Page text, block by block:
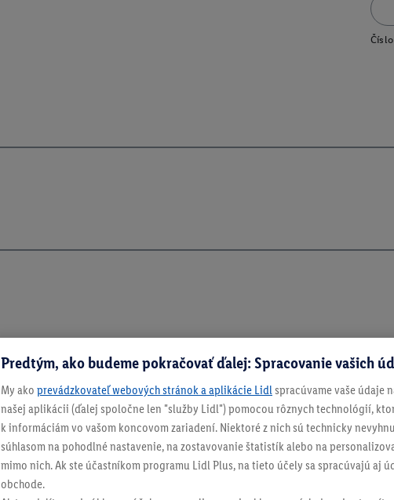
Predtým, ako budeme pokračovať ďalej: Spracovanie vašich
My ako prevádzkovateľ webových stránok a aplikácie Lidl spracúvame vaše údaje
našej aplikácii (ďalej spoločne len "služby Lidl") pomocou rôznych technológií,
k informáciám vo vašom koncovom zariadení. Niektoré z nich sú technicky
súhlasom na pohodlné nastavenie, na zostavovanie štatistík alebo na
mimo nich. Ak ste účastníkom programu Lidl Plus, na tieto účely sa spracúvajú aj
obchode.